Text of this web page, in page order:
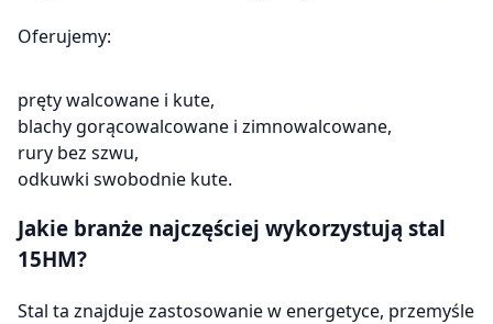
Oferujemy:
pręty walcowane i kute,
blachy gorącowalcowane i zimnowalcowane,
rury bez szwu,
odkuwki swobodnie kute.
Jakie branże najczęściej wykorzystują stal
15HM?
Stal ta znajduje zastosowanie w energetyce, przemyśle